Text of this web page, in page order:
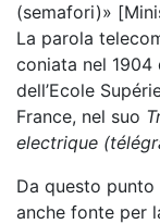
(semafori)»
La parola
coniata nel 1904
dell’Ecole
France, nel suo
electrique
Da questo
anche fonte per